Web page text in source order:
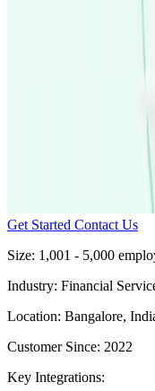
Get Started Contact Us
Size: 1,001 - 5,000
Industry: Financial
Location: Bangalore,
Customer Since: 2022
Key Integrations: